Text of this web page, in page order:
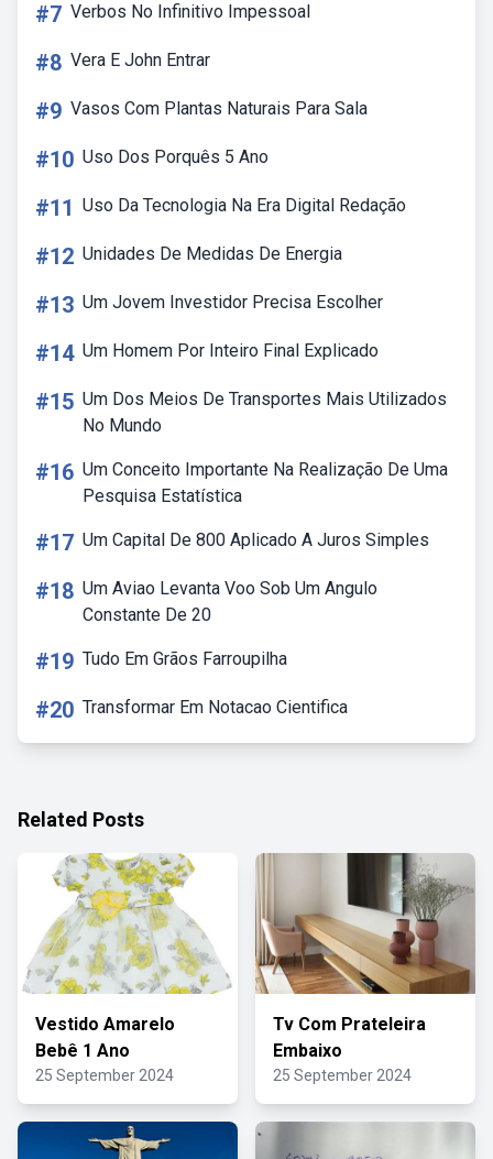
#7 Verbos No Infinitivo Impessoal
#8 Vera E John Entrar
#9 Vasos Com Plantas Naturais Para Sala
#10 Uso Dos Porquês 5 Ano
#11 Uso Da Tecnologia Na Era Digital Redação
#12 Unidades De Medidas De Energia
#13 Um Jovem Investidor Precisa Escolher
#14 Um Homem Por Inteiro Final Explicado
#15 Um Dos Meios De Transportes Mais Utilizados
No Mundo
#16 Um Conceito Importante Na Realização De Uma
Pesquisa Estatística
#17 Um Capital De 800 Aplicado A Juros Simples
#18 Um Aviao Levanta Voo Sob Um Angulo
Constante De 20
#19 Tudo Em Grãos Farroupilha
#20 Transformar Em Notacao Cientifica
Related Posts
Vestido Amarelo
Bebê 1 Ano
25 September 2024
Tv Com Prateleira
Embaixo
25 September 2024